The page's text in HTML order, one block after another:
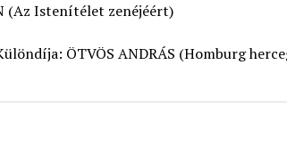
(Az Istenítélet zenéjéért)
ÖTVÖS ANDRÁS (Homburg